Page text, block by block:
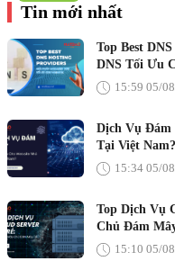
Tin mới nhất
Top Best
DNS Tối Ưu
15:59 05/
Dịch Vụ Đám
Tại Việt Nam?
15:34 05/
Top Dịch Vụ
Chủ Đám
15:10 05/